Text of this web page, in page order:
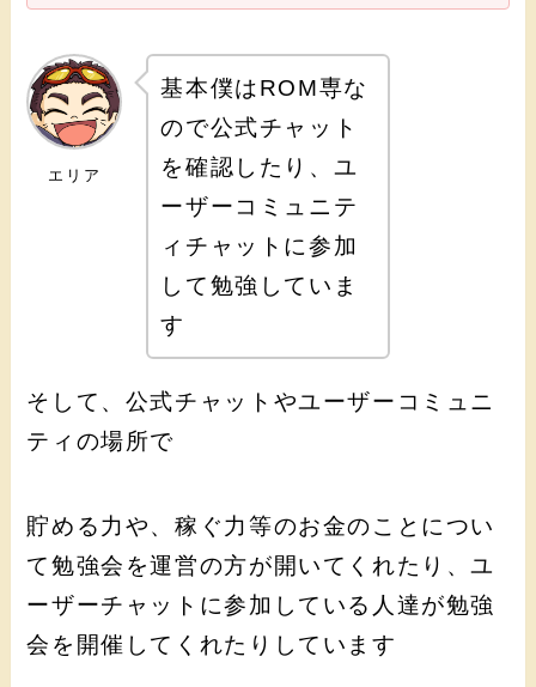
エリア
基本僕はROM専な
ので公式チャット
を確認したり、ユ
ーザーコミュニテ
ィチャットに参加
して勉強していま
す
そして、公式チャットやユーザーコミュニ
ティの場所で
貯める力や、稼ぐ力等のお金のことについ
て勉強会を運営の方が開いてくれたり、ユ
ーザーチャットに参加している人達が勉強
会を開催してくれたりしています